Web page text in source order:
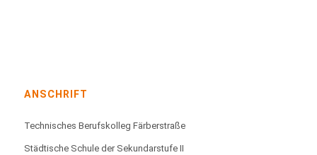
ANSCHRIFT
Technisches Berufskolleg Färberstraße
Städtische Schule der Sekundarstufe II